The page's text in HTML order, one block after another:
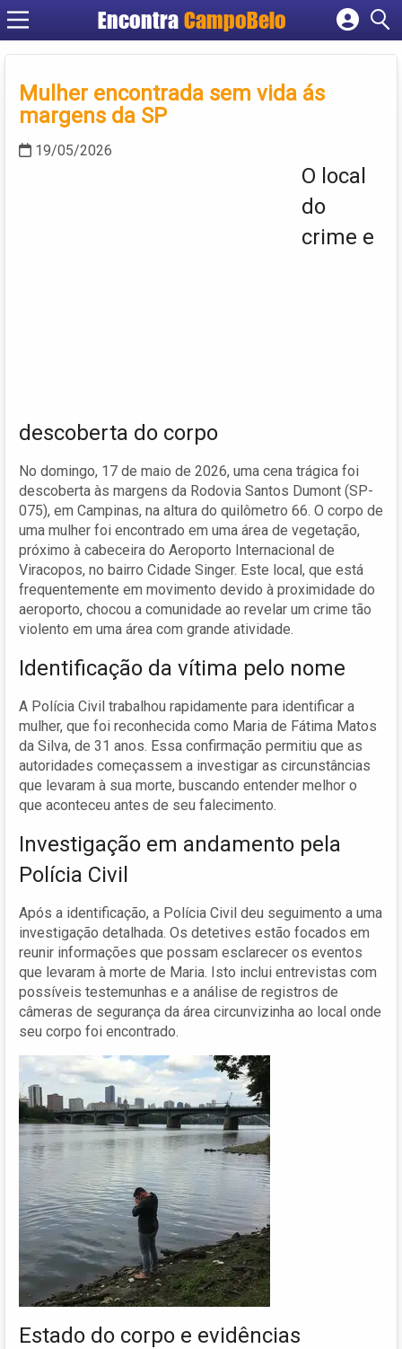
EncontraCampoBelo
Cadastrar empresa
Criar conta
Mulher encontrada sem vida ás
margens da SP
19/05/2026
O local
do
crime e
descoberta do corpo
No domingo, 17 de maio de 2026, uma cena trágica foi
descoberta às margens da Rodovia Santos Dumont (SP-
075), em Campinas, na altura do quilômetro 66. O corpo de
uma mulher foi encontrado em uma área de vegetação,
próximo à cabeceira do Aeroporto Internacional de
Viracopos, no bairro Cidade Singer. Este local, que está
frequentemente em movimento devido à proximidade do
aeroporto, chocou a comunidade ao revelar um crime tão
violento em uma área com grande atividade.
Identificação da vítima pelo nome
A Polícia Civil trabalhou rapidamente para identificar a
mulher, que foi reconhecida como Maria de Fátima Matos
da Silva, de 31 anos. Essa confirmação permitiu que as
autoridades começassem a investigar as circunstâncias
que levaram à sua morte, buscando entender melhor o
que aconteceu antes de seu falecimento.
Investigação em andamento pela
Polícia Civil
Após a identificação, a Polícia Civil deu seguimento a uma
investigação detalhada. Os detetives estão focados em
reunir informações que possam esclarecer os eventos
que levaram à morte de Maria. Isto inclui entrevistas com
possíveis testemunhas e a análise de registros de
câmeras de segurança da área circunvizinha ao local onde
seu corpo foi encontrado.
Estado do corpo e evidências